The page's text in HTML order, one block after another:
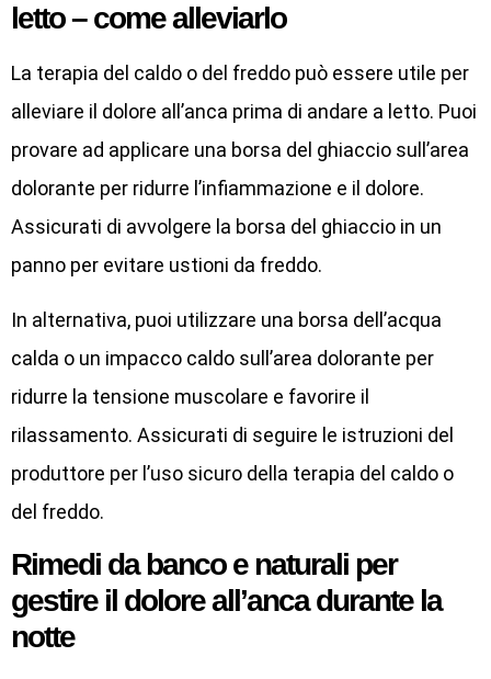
letto – come alleviarlo
La terapia del caldo o del freddo può essere utile per
alleviare il dolore all’anca prima di andare a letto. Puoi
provare ad applicare una borsa del ghiaccio sull’area
dolorante per ridurre l’infiammazione e il dolore.
Assicurati di avvolgere la borsa del ghiaccio in un
panno per evitare ustioni da freddo.
In alternativa, puoi utilizzare una borsa dell’acqua
calda o un impacco caldo sull’area dolorante per
ridurre la tensione muscolare e favorire il
rilassamento. Assicurati di seguire le istruzioni del
produttore per l’uso sicuro della terapia del caldo o
del freddo.
Rimedi da banco e naturali per
gestire il dolore all’anca durante la
notte